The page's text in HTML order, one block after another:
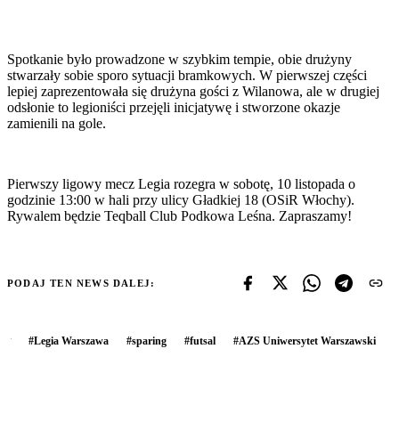
Spotkanie było prowadzone w szybkim tempie, obie drużyny
stwarzały sobie sporo sytuacji bramkowych. W pierwszej części
lepiej zaprezentowała się drużyna gości z Wilanowa, ale w drugiej
odsłonie to legioniści przejęli inicjatywę i stworzone okazje
zamienili na gole.
Pierwszy ligowy mecz Legia rozegra w sobotę, 10 listopada o
godzinie 13:00 w hali przy ulicy Gładkiej 18 (OSiR Włochy).
Rywalem będzie Teqball Club Podkowa Leśna. Zapraszamy!
PODAJ TEN NEWS DALEJ:
#Legia Warszawa #sparing #futsal #AZS Uniwersytet Warszawski